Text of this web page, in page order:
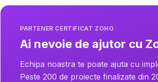
PARTENER CERTIFICAT ZOHO
Ai nevoie de ajutor cu
Echipa noastra te poate ajuta cu
Peste 200 de proiecte finalizate din